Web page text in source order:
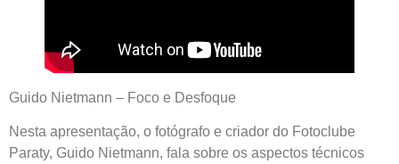
Guido Nietmann – Foco e Desfoque
Nesta apresentação, o fotógrafo e criador do Fotoclube
Paraty, Guido Nietmann, fala sobre os aspectos técnicos